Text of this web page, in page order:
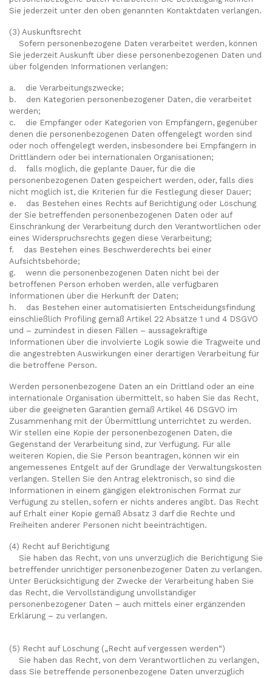
Sie jederzeit unter den oben genannten Kontaktdaten verlangen.
(3) Auskunftsrecht
Sofern personenbezogene Daten verarbeitet werden, können
Sie jederzeit Auskunft über diese personenbezogenen Daten und
über folgenden Informationen verlangen:
a. die Verarbeitungszwecke;
b. den Kategorien personenbezogener Daten, die verarbeitet
werden;
c. die Empfänger oder Kategorien von Empfängern, gegenüber
denen die personenbezogenen Daten offengelegt worden sind
oder noch offengelegt werden, insbesondere bei Empfängern in
Drittländern oder bei internationalen Organisationen;
d. falls möglich, die geplante Dauer, für die die
personenbezogenen Daten gespeichert werden, oder, falls dies
nicht möglich ist, die Kriterien für die Festlegung dieser Dauer;
e. das Bestehen eines Rechts auf Berichtigung oder Löschung
der Sie betreffenden personenbezogenen Daten oder auf
Einschränkung der Verarbeitung durch den Verantwortlichen oder
eines Widerspruchsrechts gegen diese Verarbeitung;
f. das Bestehen eines Beschwerderechts bei einer
Aufsichtsbehörde;
g. wenn die personenbezogenen Daten nicht bei der
betroffenen Person erhoben werden, alle verfügbaren
Informationen über die Herkunft der Daten;
h. das Bestehen einer automatisierten Entscheidungsfindung
einschließlich Profiling gemäß Artikel 22 Absätze 1 und 4 DSGVO
und – zumindest in diesen Fällen – aussagekräftige
Informationen über die involvierte Logik sowie die Tragweite und
die angestrebten Auswirkungen einer derartigen Verarbeitung für
die betroffene Person.
Werden personenbezogene Daten an ein Drittland oder an eine
internationale Organisation übermittelt, so haben Sie das Recht,
über die geeigneten Garantien gemäß Artikel 46 DSGVO im
Zusammenhang mit der Übermittlung unterrichtet zu werden.
Wir stellen eine Kopie der personenbezogenen Daten, die
Gegenstand der Verarbeitung sind, zur Verfügung. Für alle
weiteren Kopien, die Sie Person beantragen, können wir ein
angemessenes Entgelt auf der Grundlage der Verwaltungskosten
verlangen. Stellen Sie den Antrag elektronisch, so sind die
Informationen in einem gängigen elektronischen Format zur
Verfügung zu stellen, sofern er nichts anderes angibt. Das Recht
auf Erhalt einer Kopie gemäß Absatz 3 darf die Rechte und
Freiheiten anderer Personen nicht beeinträchtigen.
(4) Recht auf Berichtigung
Sie haben das Recht, von uns unverzüglich die Berichtigung Sie
betreffender unrichtiger personenbezogener Daten zu verlangen.
Unter Berücksichtigung der Zwecke der Verarbeitung haben Sie
das Recht, die Vervollständigung unvollständiger
personenbezogener Daten – auch mittels einer ergänzenden
Erklärung – zu verlangen.
(5) Recht auf Löschung („Recht auf vergessen werden“)
Sie haben das Recht, von dem Verantwortlichen zu verlangen,
dass Sie betreffende personenbezogene Daten unverzüglich